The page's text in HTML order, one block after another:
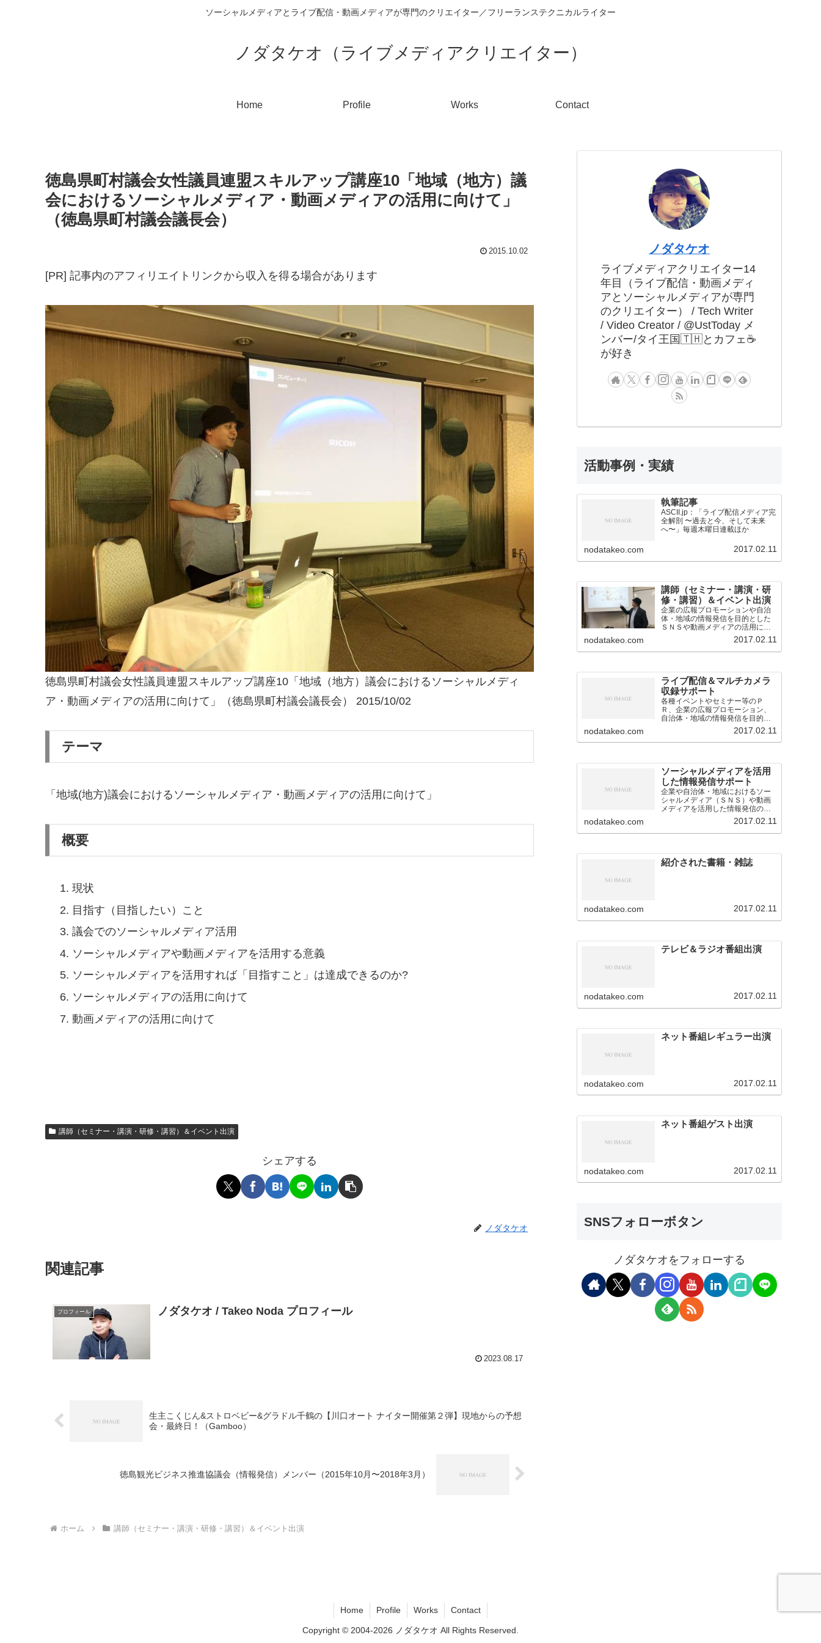
ソーシャルメディアとライブ配信・動画メディアが専門のクリエイター／フリーランステクニカルライター
ノダタケオ（ライブメディアクリエイター）
Home Profile Works Contact
徳島県町村議会女性議員連盟スキルアップ講座10「地域（地方）議
会におけるソーシャルメディア・動画メディアの活用に向けて」
（徳島県町村議会議長会）
2015.10.02
[PR] 記事内のアフィリエイトリンクから収入を得る場合があります
徳島県町村議会女性議員連盟スキルアップ講座10「地域（地方）議会におけるソーシャルメディ
ア・動画メディアの活用に向けて」（徳島県町村議会議長会） 2015/10/02
テーマ
「地域(地方)議会におけるソーシャルメディア・動画メディアの活用に向けて」
概要
現状
目指す（目指したい）こと
議会でのソーシャルメディア活用
ソーシャルメディアや動画メディアを活用する意義
ソーシャルメディアを活用すれば「目指すこと」は達成できるのか?
ソーシャルメディアの活用に向けて
動画メディアの活用に向けて
講師（セミナー・講演・研修・講習）＆イベント出演
シェアする
ノダタケオ
関連記事
プロフィール ノダタケオ / Takeo Noda プロフィール
2023.08.17
生主こくじん&ストロベビー&グラドル千鶴の【川口オート ナイター開催第２弾】現地からの予想
会・最終日！（Gamboo）
徳島観光ビジネス推進協議会（情報発信）メンバー（2015年10月〜2018年3月）
ホーム 講師（セミナー・講演・研修・講習）＆イベント出演
ノダタケオ
ライブメディアクリエイター14
年目（ライブ配信・動画メディ
アとソーシャルメディアが専門
のクリエイター） / Tech Writer
/ Video Creator / @UstToday メ
ンバー/タイ王国🇹🇭とカフェ☕️
が好き
活動事例・実績
執筆記事
ASCII.jp：「ライブ配信メディア完
全解剖 〜過去と今、そして未来
へ〜」毎週木曜日連載ほか
nodatakeo.com 2017.02.11
講師（セミナー・講演・研
修・講習）＆イベント出演
企業の広報プロモーションや自治
体・地域の情報発信を目的とした
ＳＮＳや動画メディアの活用に関
するセミナー・講演・研修・講習
nodatakeo.com 2017.02.11
ライブ配信＆マルチカメラ
収録サポート
各種イベントやセミナー等のＰ
Ｒ、企業の広報プロモーション、
自治体・地域の情報発信を目的と
したライブ配信・中継の業務を担
当。映像音声の技術的なサポート
のほか、構成企画も対応。
nodatakeo.com 2017.02.11
ソーシャルメディアを活用
した情報発信サポート
企業や自治体・地域におけるソー
シャルメディア（ＳＮＳ）や動画
メディアを活用した情報発信のサ
ポート（アドバイスや運用支援）
nodatakeo.com 2017.02.11
紹介された書籍・雑誌
nodatakeo.com 2017.02.11
テレビ＆ラジオ番組出演
nodatakeo.com 2017.02.11
ネット番組レギュラー出演
nodatakeo.com 2017.02.11
ネット番組ゲスト出演
nodatakeo.com 2017.02.11
SNSフォローボタン
ノダタケオをフォローする
Home Profile Works Contact
Copyright © 2004-2026 ノダタケオ All Rights Reserved.